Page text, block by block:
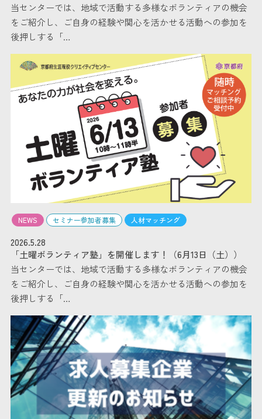
当センターでは、地域で活動する多様なボランティアの機会
をご紹介し、ご自身の経験や関心を活かせる活動への参加を
後押しする「…
NEWS セミナー参加者募集 人材マッチング
2026.5.28
「土曜ボランティア塾」を開催します！（6月13日（土））
当センターでは、地域で活動する多様なボランティアの機会
をご紹介し、ご自身の経験や関心を活かせる活動への参加を
後押しする「…